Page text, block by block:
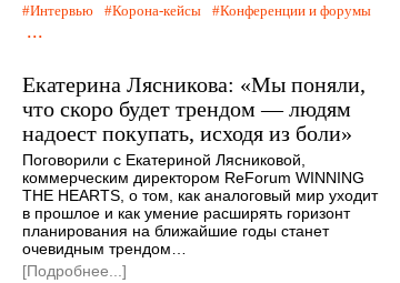
Интервью Корона-кейсы Конференции и форумы
...
Екатерина Лясникова: «Мы поняли,
что скоро будет трендом — людям
надоест покупать, исходя из боли»
Поговорили с Екатериной Лясниковой,
коммерческим директором ReForum WINNING
THE HEARTS, о том, как аналоговый мир уходит
в прошлое и как умение расширять горизонт
планирования на ближайшие годы станет
очевидным трендом…
[Подробнее...]